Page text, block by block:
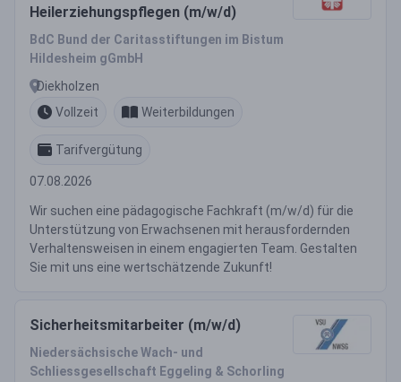
Heilerziehungspflegen (m/w/d)
BdC Bund der Caritasstiftungen im Bistum
Hildesheim gGmbH
Diekholzen
Vollzeit
Weiterbildungen
Tarifvergütung
07.08.2026
Wir suchen eine pädagogische Fachkraft (m/w/d) für die
Unterstützung von Erwachsenen mit herausfordernden
Verhaltensweisen in einem engagierten Team. Gestalten
Sie mit uns eine wertschätzende Zukunft!
Sicherheitsmitarbeiter (m/w/d)
Niedersächsische Wach- und
Schliessgesellschaft Eggeling & Schorling